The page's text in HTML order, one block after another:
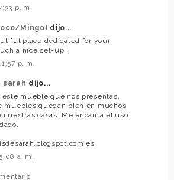
p. m.
Mingo) dijo...
place dedicated for your
a nice set-up!!
p. m.
sarah dijo...
este mueble que nos presentas,
muebles quedan bien en muchos
nuestras casas. Me encanta el uso
a. m.